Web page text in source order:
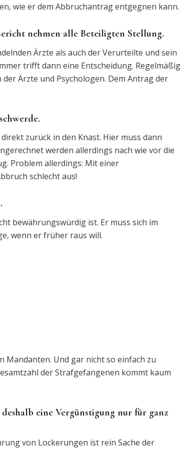
wie er dem Abbruchantrag entgegnen kann.
nehmen alle Beteiligten Stellung.
Ärzte als auch der Verurteilte und sein
trifft dann eine Entscheidung. Regelmäßig
Ärzte und Psychologen. Dem Antrag der
zurück in den Knast. Hier muss dann
werden allerdings nach wie vor die
Problem allerdings: Mit einer
schlecht aus!
bewährungswürdig ist. Er muss sich im
wenn er früher raus will.
Und gar nicht so einfach zu
der Strafgefangenen kommt kaum
eine Vergünstigung nur für ganz
von Lockerungen ist rein Sache der